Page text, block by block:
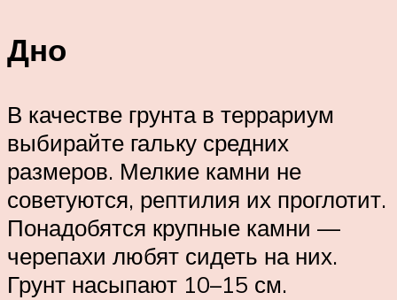
Дно
В качестве грунта в террариум
выбирайте гальку средних
размеров. Мелкие камни не
советуются, рептилия их проглотит.
Понадобятся крупные камни —
черепахи любят сидеть на них.
Грунт насыпают 10–15 см.